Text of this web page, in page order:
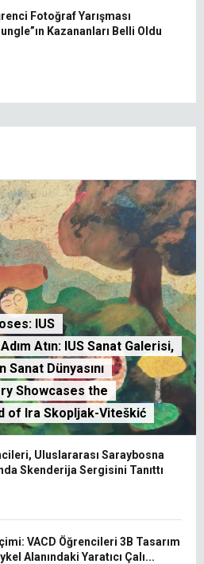
Fotoğraf Yarışması
Kazananları Belli Oldu
IUS
Atın: IUS Sanat Galerisi,
Sanat Dünyasını
Showcases the
of Ira Skopljak-Viteškić
Uluslararası Saraybosna
Skenderija Sergisini Tanıttı
VACD Öğrencileri 3B Tasarım
Alanındaki Yaratıcı Çalı...